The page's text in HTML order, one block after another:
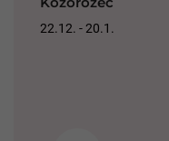
22.12. - 20.1.